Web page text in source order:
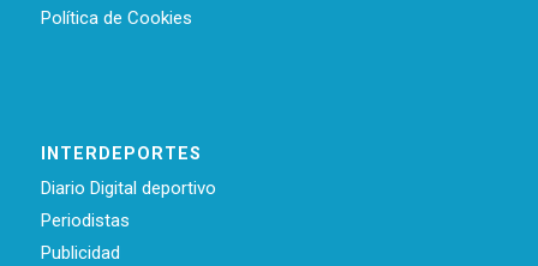
Política de Cookies
INTERDEPORTES
Diario Digital deportivo
Periodistas
Publicidad